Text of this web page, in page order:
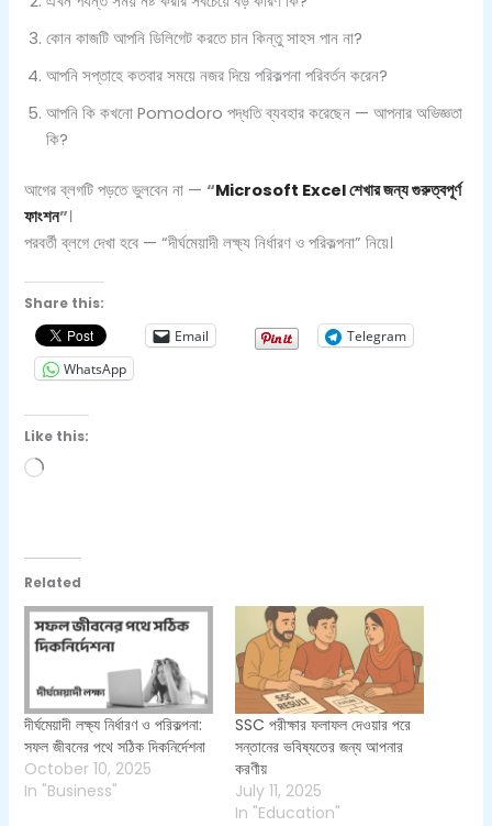
কোন কাজটি আপনি ডিলিগেট করতে চান কিন্তু সাহস পান না?
আপনি সপ্তাহে কতবার সময়ে নজর দিয়ে পরিকল্পনা পরিবর্তন করেন?
আপনি কি কখনো Pomodoro পদ্ধতি ব্যবহার করেছেন — আপনার অভিজ্ঞতা
কি?
আগের ব্লগটি পড়তে ভুলবেন না —“Microsoft Excel শেখার জন্য গুরুত্বপূর্ণ
ফাংশন”।
পরবর্তী ব্লগে দেখা হবে — “দীর্ঘমেয়াদী লক্ষ্য নির্ধারণ ও পরিকল্পনা” নিয়ে।
Share this:
Email
Telegram
WhatsApp
Like this:
Loading…
Related
দীর্ঘমেয়াদী লক্ষ্য নির্ধারণ ও পরিকল্পনা:
সফল জীবনের পথে সঠিক দিকনির্দেশনা
October 10, 2025
In "Business"
SSC পরীক্ষার ফলাফল দেওয়ার পরে
সন্তানের ভবিষ্যতের জন্য আপনার
করণীয়
July 11, 2025
In "Education"